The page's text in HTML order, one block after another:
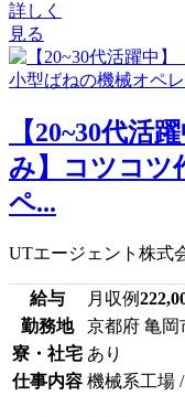
詳しく
見る
【20~30代活
み】コツコツ
ペ...
UTエージェント株式
給与 月収例
勤務地
京都府 亀岡
寮・社宅 あり
仕事内容 機械系工場